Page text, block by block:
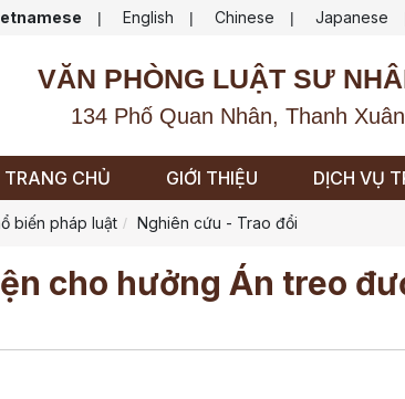
| English | Chinese | Japanese
VĂN PHÒNG LUẬT SƯ
134 Phố Quan Nhân, Thanh
TRANG CHỦ GIỚI THIỆU DỊCH VỤ
biến pháp luật Nghiên cứu - Trao đổi
cho hưởng Án treo